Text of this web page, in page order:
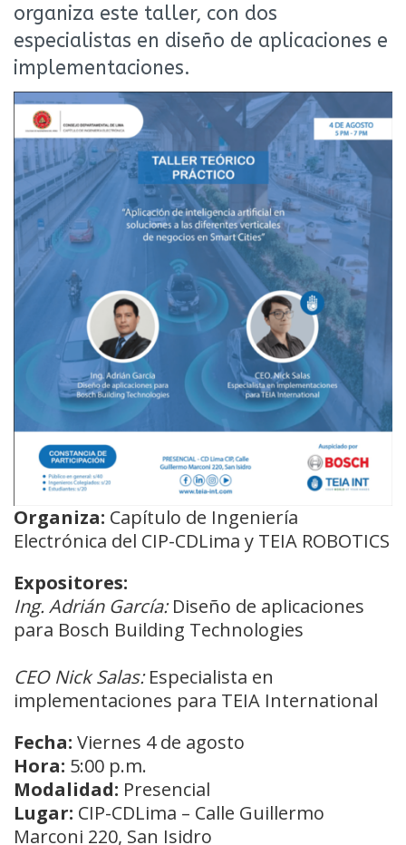
organiza este taller, con dos
especialistas en diseño de aplicaciones e
implementaciones.
Organiza: Capítulo de Ingeniería
Electrónica del CIP-CDLima y TEIA ROBOTICS
Expositores:
Ing. Adrián García:Diseño de aplicaciones
para Bosch Building Technologies
CEO Nick Salas:Especialista en
implementaciones para TEIA International
Fecha: Viernes 4 de agosto
Hora: 5:00 p.m.
Modalidad: Presencial
Lugar: CIP-CDLima – Calle Guillermo
Marconi 220, San Isidro